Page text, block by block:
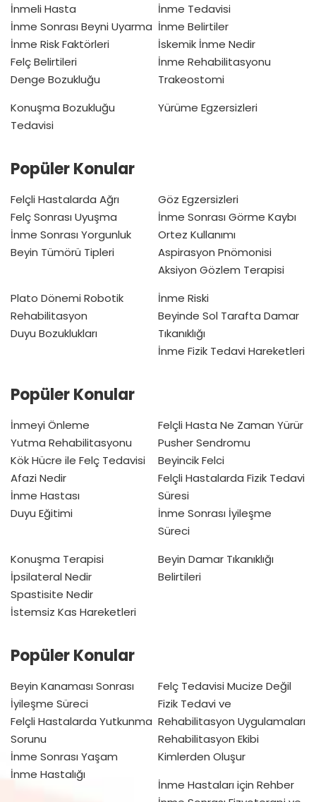
İnmeli Hasta
İnme Sonrası Beyni Uyarma
İnme Risk Faktörleri
Felç Belirtileri
Denge Bozukluğu
İnme Tedavisi
İnme Belirtiler
İskemik İnme Nedir
İnme Rehabilitasyonu
Trakeostomi
Konuşma Bozukluğu
Tedavisi
Yürüme Egzersizleri
Popüler Konular
Felçli Hastalarda Ağrı
Felç Sonrası Uyuşma
İnme Sonrası Yorgunluk
Beyin Tümörü Tipleri
Göz Egzersizleri
İnme Sonrası Görme Kaybı
Ortez Kullanımı
Aspirasyon Pnömonisi
Aksiyon Gözlem Terapisi
Plato Dönemi Robotik
Rehabilitasyon
Duyu Bozuklukları
İnme Riski
Beyinde Sol Tarafta Damar
Tıkanıklığı
İnme Fizik Tedavi Hareketleri
Popüler Konular
İnmeyi Önleme
Yutma Rehabilitasyonu
Kök Hücre ile Felç Tedavisi
Afazi Nedir
İnme Hastası
Duyu Eğitimi
Felçli Hasta Ne Zaman Yürür
Pusher Sendromu
Beyincik Felci
Felçli Hastalarda Fizik Tedavi
Süresi
İnme Sonrası İyileşme
Süreci
Konuşma Terapisi
İpsilateral Nedir
Spastisite Nedir
İstemsiz Kas Hareketleri
Beyin Damar Tıkanıklığı
Belirtileri
Popüler Konular
Beyin Kanaması Sonrası
İyileşme Süreci
Felçli Hastalarda Yutkunma
Sorunu
İnme Sonrası Yaşam
İnme Hastalığı
Felç Tedavisi Mucize Değil
Fizik Tedavi ve
Rehabilitasyon Uygulamaları
Rehabilitasyon Ekibi
Kimlerden Oluşur
İnme Hastaları için Rehber